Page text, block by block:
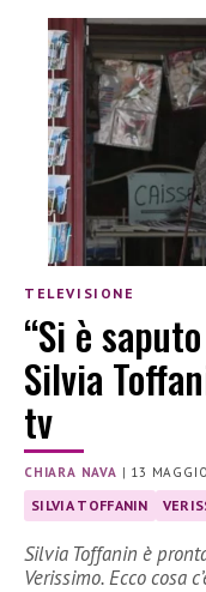
TELEVISIONE
“Si è
Silvia
tv
CHIARA NAVA | 13
SILVIA TOFFANIN
Silvia Toffanin è
Verissimo. Ecco cosa